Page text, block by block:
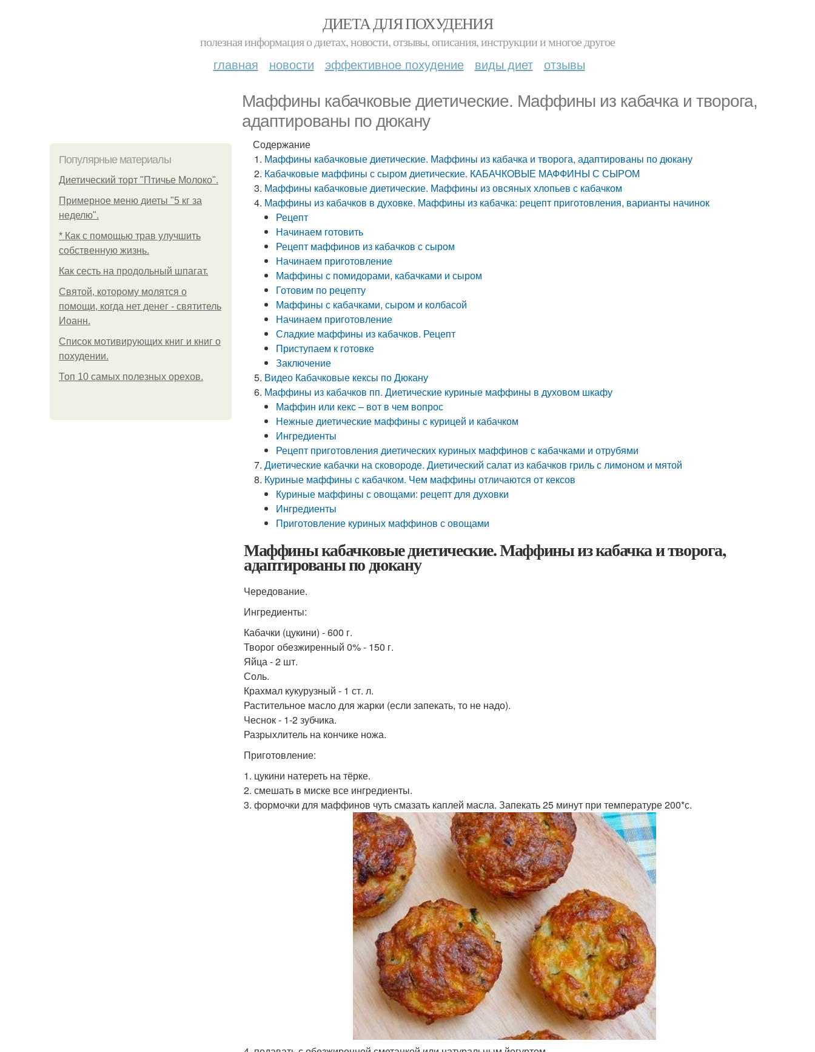
ДИЕТА ДЛЯ ПОХУДЕНИЯ
полезная информация о диетах, новости, отзывы, описания, инструкции и многое другое
главная новости эффективное похудение виды диет отзывы
Маффины кабачковые диетические. Маффины из кабачка и творога,
адаптированы по дюкану
Популярные материалы
Диетический торт "Птичье Молоко".
Примерное меню диеты "5 кг за
неделю".
* Как с помощью трав улучшить
собственную жизнь.
Как сесть на продольный шпагат.
Святой, которому молятся о
помощи, когда нет денег - святитель
Иоанн.
Список мотивирующих книг и книг о
похудении.
Топ 10 самых полезных орехов.
Содержание
Маффины кабачковые диетические. Маффины из кабачка и творога, адаптированы по дюкану
Кабачковые маффины с сыром диетические. КАБАЧКОВЫЕ МАФФИНЫ С СЫРОМ
Маффины кабачковые диетические. Маффины из овсяных хлопьев с кабачком
Маффины из кабачков в духовке. Маффины из кабачка: рецепт приготовления, варианты начинок
Рецепт
Начинаем готовить
Рецепт маффинов из кабачков с сыром
Начинаем приготовление
Маффины с помидорами, кабачками и сыром
Готовим по рецепту
Маффины с кабачками, сыром и колбасой
Начинаем приготовление
Сладкие маффины из кабачков. Рецепт
Приступаем к готовке
Заключение
Видео Кабачковые кексы по Дюкану
Маффины из кабачков пп. Диетические куриные маффины в духовом шкафу
Маффин или кекс – вот в чем вопрос
Нежные диетические маффины с курицей и кабачком
Ингредиенты
Рецепт приготовления диетических куриных маффинов с кабачками и отрубями
Диетические кабачки на сковороде. Диетический салат из кабачков гриль с лимоном и мятой
Куриные маффины с кабачком. Чем маффины отличаются от кексов
Куриные маффины с овощами: рецепт для духовки
Ингредиенты
Приготовление куриных маффинов с овощами
Маффины кабачковые диетические. Маффины из кабачка и творога,
адаптированы по дюкану
Чередование.
Ингредиенты:
Кабачки (цукини) - 600 г.
Творог обезжиренный 0% - 150 г.
Яйца - 2 шт.
Соль.
Крахмал кукурузный - 1 ст. л.
Растительное масло для жарки (если запекать, то не надо).
Чеснок - 1-2 зубчика.
Разрыхлитель на кончике ножа.
Приготовление:
1. цукини натереть на тёрке.
2. смешать в миске все ингредиенты.
3. формочки для маффинов чуть смазать каплей масла. Запекать 25 минут при температуре 200*с.